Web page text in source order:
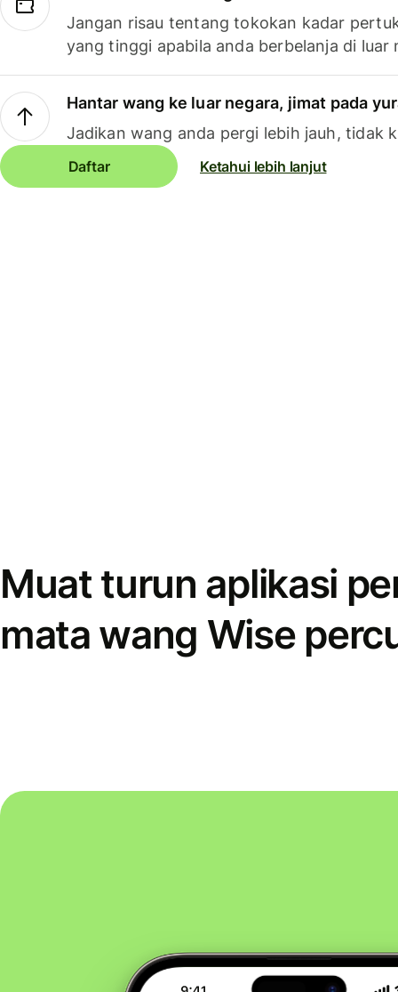
Jangan risau tentang tokokan kadar
yang tinggi apabila anda berbelanja di luar
Hantar wang ke luar negara, jimat pada
Jadikan wang anda pergi lebih jauh, tidak
Daftar Ketahui lebih lanjut
Muat turun aplikasi
mata wang Wise